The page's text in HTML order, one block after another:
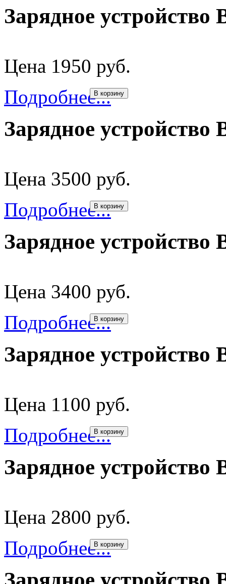
Зарядное устройство
Цена 1950 руб.
Подробнее...
В корзину
Зарядное устройство
Цена 3500 руб.
Подробнее...
В корзину
Зарядное устройство
Цена 3400 руб.
Подробнее...
В корзину
Зарядное устройство
Цена 1100 руб.
Подробнее...
В корзину
Зарядное устройство
Цена 2800 руб.
Подробнее...
В корзину